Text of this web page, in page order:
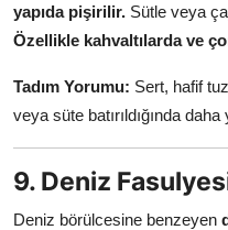
yapıda pişirilir. Sütle veya
Özellikle kahvaltılarda ve
Tadım Yorumu: Sert, hafif
veya süte batırıldığında
9. Deniz
Deniz börülcesine benzeyen